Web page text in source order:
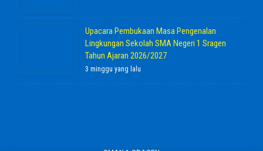
Upacara Pembukaan Masa Pengenalan
Lingkungan Sekolah SMA Negeri 1 Sragen
Tahun Ajaran 2026/2027
3 minggu yang lalu